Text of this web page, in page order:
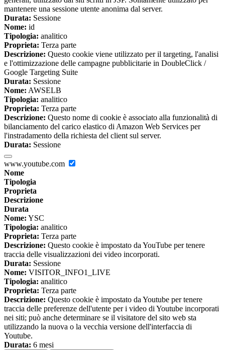
mantenere una sessione utente anonima dal server.
Durata: Sessione
Nome: id
Tipologia: analitico
Proprieta: Terza parte
Descrizione: Questo cookie viene utilizzato per il targeting, l'analisi
e l'ottimizzazione delle campagne pubblicitarie in DoubleClick /
Google Targeting Suite
Durata: Sessione
Nome: AWSELB
Tipologia: analitico
Proprieta: Terza parte
Descrizione: Questo nome di cookie è associato alla funzionalità di
bilanciamento del carico elastico di Amazon Web Services per
l'instradamento della richiesta del client sul server.
Durata: Sessione
www.youtube.com
Nome
Tipologia
Proprieta
Descrizione
Durata
Nome: YSC
Tipologia: analitico
Proprieta: Terza parte
Descrizione: Questo cookie è impostato da YouTube per tenere
traccia delle visualizzazioni dei video incorporati.
Durata: Sessione
Nome: VISITOR_INFO1_LIVE
Tipologia: analitico
Proprieta: Terza parte
Descrizione: Questo cookie è impostato da Youtube per tenere
traccia delle preferenze dell'utente per i video di Youtube incorporati
nei siti; può anche determinare se il visitatore del sito web sta
utilizzando la nuova o la vecchia versione dell'interfaccia di
Youtube.
Durata: 6 mesi